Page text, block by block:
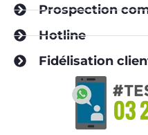
Prospection
Hotline
Fidélisation